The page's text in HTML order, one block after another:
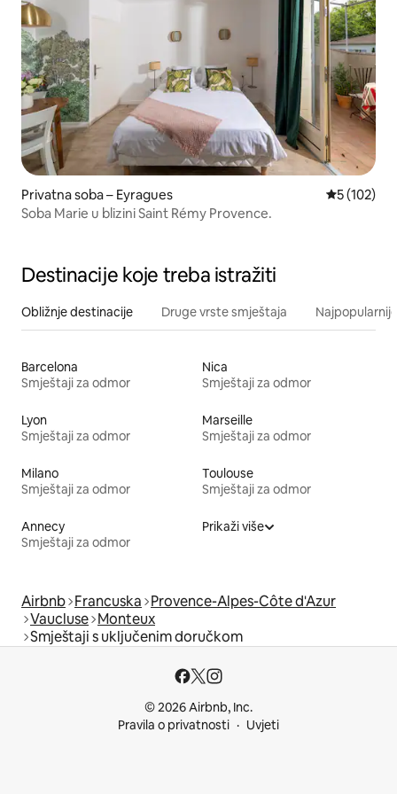
Privatna soba – Eyragues Prosječna
5 (102)
Soba Marie u blizini Saint Rémy Provence.
Destinacije koje treba istražiti
Obližnje destinacije Druge vrste smještaja
Barcelona
Smještaji za odmor
Nica
Smještaji za odmor
Lyon
Smještaji za odmor
Marseille
Smještaji za odmor
Milano
Smještaji za odmor
Toulouse
Smještaji za odmor
Annecy
Smještaji za odmor
Prikaži više
Airbnb Francuska Provence-Alpes-Côte d'Azur
Vaucluse Monteux
Smještaji s uključenim doručkom
© 2026 Airbnb, Inc.
Pravila o privatnosti
Uvjeti